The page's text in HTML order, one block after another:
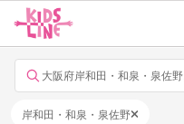
大阪府岸和田・和泉・泉佐
岸和田・和泉・泉佐野